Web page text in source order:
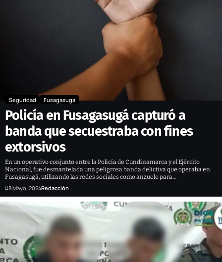
Seguridad Fusagasugá
Policía en Fusagasugá capturó a
banda que secuestraba con fines
extorsivos
En un operativo conjunto entre la Policía de Cundinamarca y el Ejército
Nacional, fue desmantelada una peligrosa banda delictiva que operaba en
Fusagasugá, utilizando las redes sociales como anzuelo para…
8 Mayo, 2024Redacción